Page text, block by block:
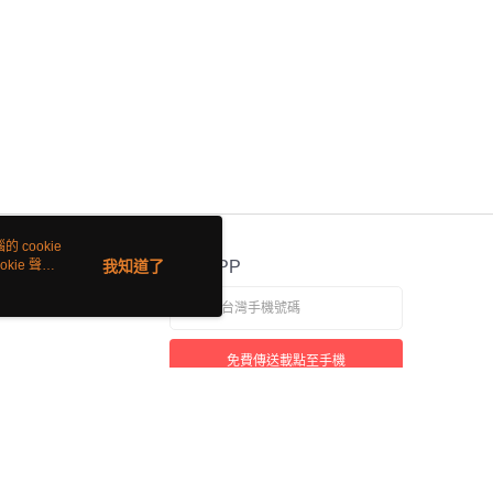
官方APP
免費傳送載點至手機
的 cookie
聲明
我知道了